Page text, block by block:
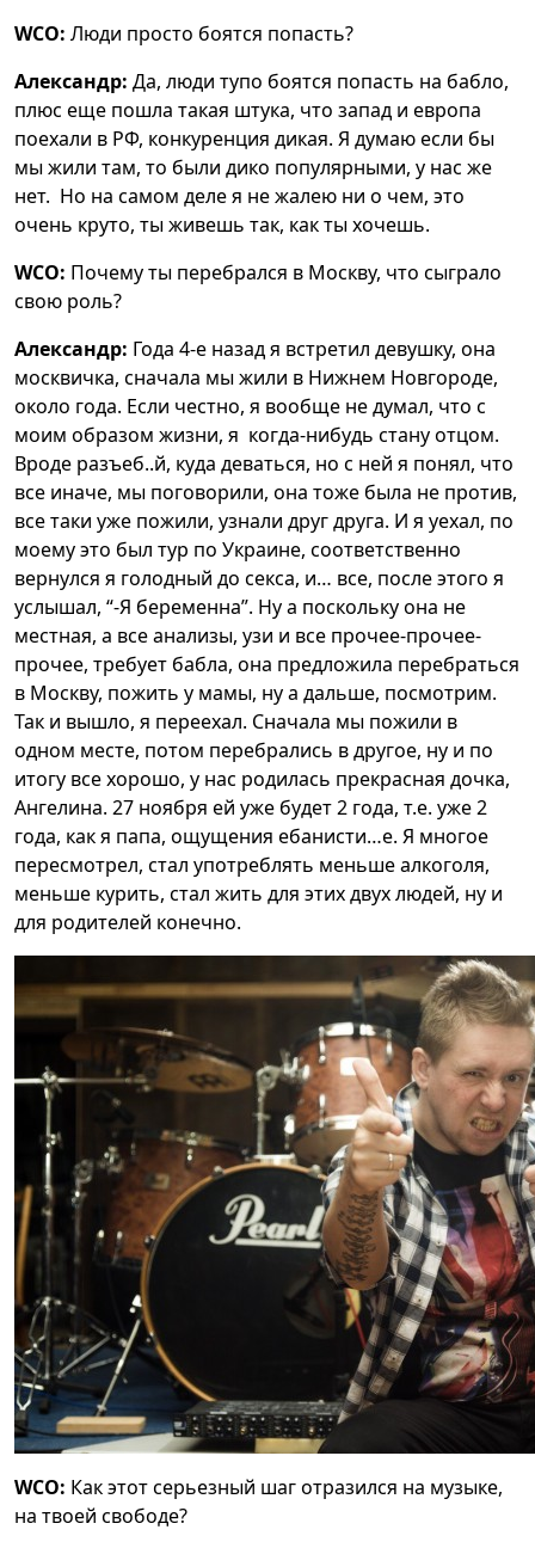
WCO: Люди просто боятся попасть?
Александр: Да, люди тупо боятся попасть на бабло,
плюс еще пошла такая штука, что запад и европа
поехали в РФ, конкуренция дикая. Я думаю если бы
мы жили там, то были дико популярными, у нас же
нет. Но на самом деле я не жалею ни о чем, это
очень круто, ты живешь так, как ты хочешь.
WCO: Почему ты перебрался в Москву, что сыграло
свою роль?
Александр: Года 4-е назад я встретил девушку, она
москвичка, сначала мы жили в Нижнем Новгороде,
около года. Если честно, я вообще не думал, что с
моим образом жизни, я когда-нибудь стану отцом.
Вроде разъеб..й, куда деваться, но с ней я понял, что
все иначе, мы поговорили, она тоже была не против,
все таки уже пожили, узнали друг друга. И я уехал, по
моему это был тур по Украине, соответственно
вернулся я голодный до секса, и… все, после этого я
услышал, “-Я беременна”. Ну а поскольку она не
местная, а все анализы, узи и все прочее-прочее-
прочее, требует бабла, она предложила перебраться
в Москву, пожить у мамы, ну а дальше, посмотрим.
Так и вышло, я переехал. Сначала мы пожили в
одном месте, потом перебрались в другое, ну и по
итогу все хорошо, у нас родилась прекрасная дочка,
Ангелина. 27 ноября ей уже будет 2 года, т.е. уже 2
года, как я папа, ощущения ебанисти…е. Я многое
пересмотрел, стал употреблять меньше алкоголя,
меньше курить, стал жить для этих двух людей, ну и
для родителей конечно.
WCO: Как этот серьезный шаг отразился на музыке,
на твоей свободе?